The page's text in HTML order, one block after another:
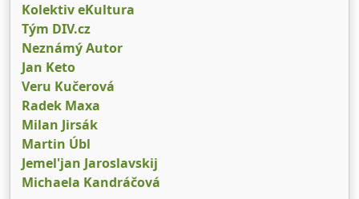
Univerzitu v Miami. Pro knihu
vědeckých studií a konzultoval ji s
inteligenci a jakým jídlem z nich
dostat nejvíc. Přinášejí lahodné
Kolektiv eKultura
Tým DIV.cz
Neznámý Autor
Jan Keto
Veru Kučerová
Radek Maxa
Milan Jirsák
Martin Úbl
Jemel'jan Jaroslavskij
Michaela Kandráčová